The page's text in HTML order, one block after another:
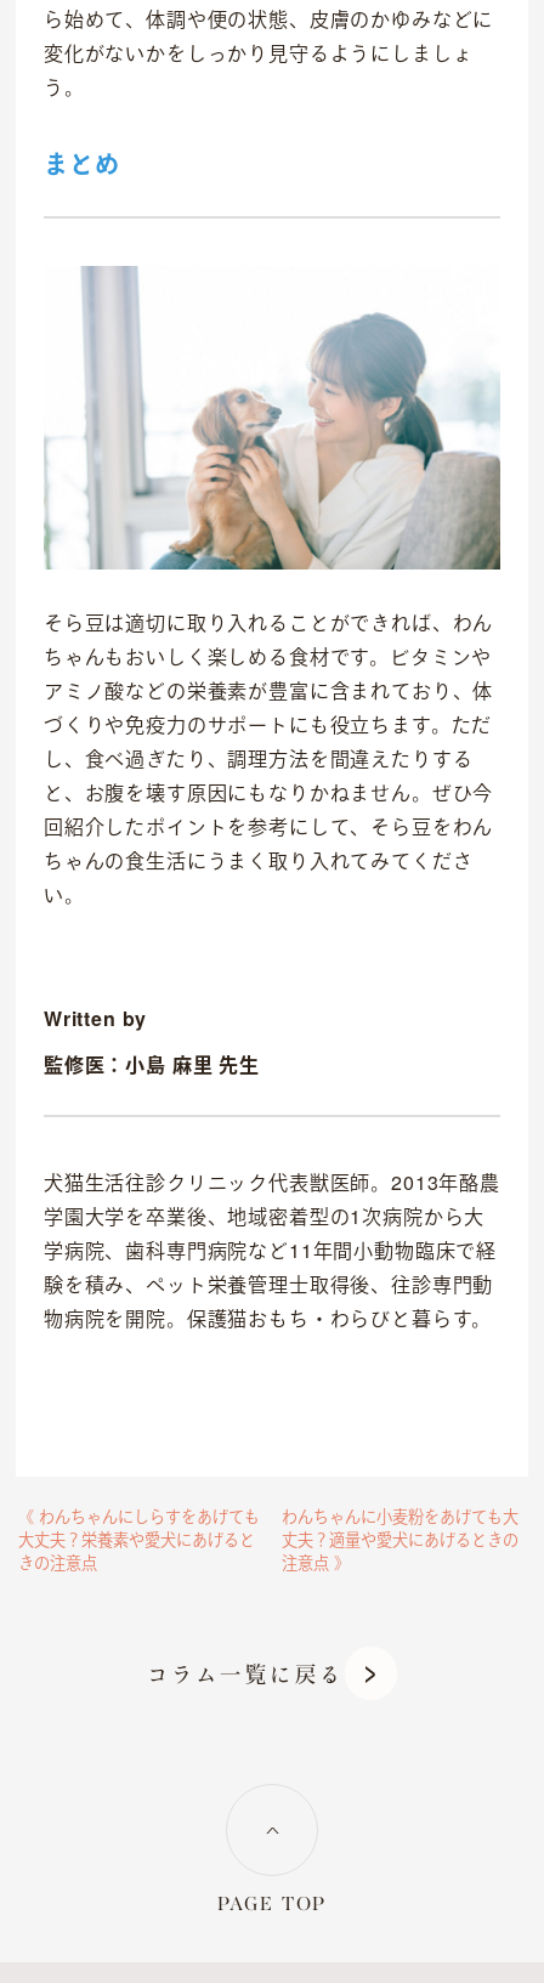
dog cat
ら始めて、体調や便の状態、皮膚のかゆみなどに
変化がないかをしっかり見守るようにしましょ
う。
まとめ
そら豆は適切に取り入れることができれば、わん
ちゃんもおいしく楽しめる食材です。ビタミンや
アミノ酸などの栄養素が豊富に含まれており、体
づくりや免疫力のサポートにも役立ちます。ただ
し、食べ過ぎたり、調理方法を間違えたりする
と、お腹を壊す原因にもなりかねません。ぜひ今
回紹介したポイントを参考にして、そら豆をわん
ちゃんの食生活にうまく取り入れてみてくださ
い。
Written by
監修医：小島 麻里 先生
犬猫生活往診クリニック代表獣医師。2013年酪農
学園大学を卒業後、地域密着型の1次病院から大
学病院、歯科専門病院など11年間小動物臨床で経
験を積み、ペット栄養管理士取得後、往診専門動
物病院を開院。保護猫おもち・わらびと暮らす。
《 わんちゃんにしらすをあげても
大丈夫？栄養素や愛犬にあげると
きの注意点
わんちゃんに小麦粉をあげても大
丈夫？適量や愛犬にあげるときの
注意点 》
コラム一覧に戻る
PAGE TOP